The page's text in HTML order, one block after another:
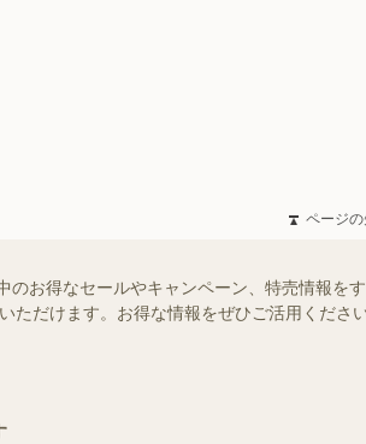
ページ
お得なセールやキャンペーン、特売情報を
だけます。お得な情報をぜひご活用ください